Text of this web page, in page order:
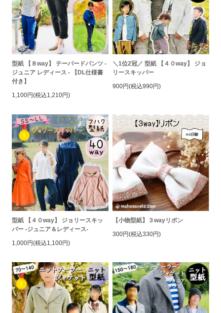
型紙 【８way】 テーパードパンツ -
ジュニア レディース - 【DL仕様書
付き】
1,100円(税込1,210円)
＼1位2冠／ 型紙 【４０way】 ジョ
リースキッパー
900円(税込990円)
型紙 【４０way】 ジョリースキッ
パー -ジュニア＆レディース-
1,000円(税込1,100円)
【小物型紙】３wayリボン
300円(税込330円)